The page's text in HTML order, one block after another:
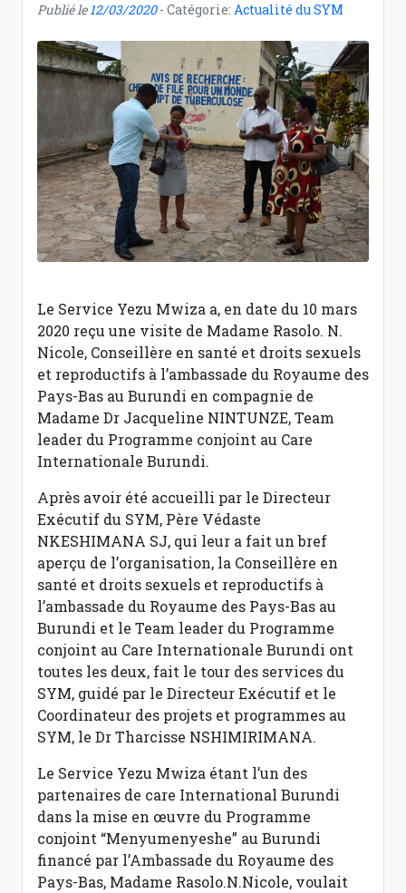
Publié le12/03/2020 - Catégorie: Actualité du SYM
Le Service Yezu Mwiza a, en date du 10 mars
2020 reçu une visite de Madame Rasolo. N.
Nicole, Conseillère en santé et droits sexuels
et reproductifs à l’ambassade du Royaume des
Pays-Bas au Burundi en compagnie de
Madame Dr Jacqueline NINTUNZE, Team
leader du Programme conjoint au Care
Internationale Burundi.
Après avoir été accueilli par le Directeur
Exécutif du SYM, Père Védaste
NKESHIMANA SJ, qui leur a fait un bref
aperçu de l’organisation, la Conseillère en
santé et droits sexuels et reproductifs à
l’ambassade du Royaume des Pays-Bas au
Burundi et le Team leader du Programme
conjoint au Care Internationale Burundi ont
toutes les deux, fait le tour des services du
SYM, guidé par le Directeur Exécutif et le
Coordinateur des projets et programmes au
SYM, le Dr Tharcisse NSHIMIRIMANA.
Le Service Yezu Mwiza étant l’un des
partenaires de care International Burundi
dans la mise en œuvre du Programme
conjoint “Menyumenyeshe” au Burundi
financé par l’Ambassade du Royaume des
Pays-Bas, Madame Rasolo.N.Nicole, voulait